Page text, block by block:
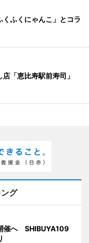
ふくにゃんこ」とコラ
店「恵比寿駅前寿司」
グ
催へ SHIBUYA109